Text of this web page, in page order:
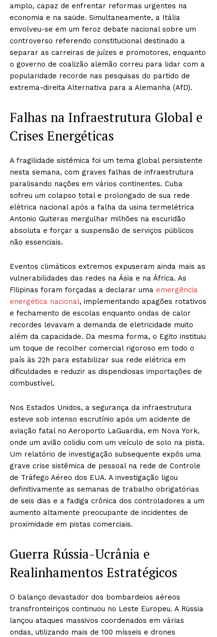
amplo, capaz de enfrentar reformas urgentes na
economia e na saúde. Simultaneamente, a Itália
envolveu-se em um feroz debate nacional sobre um
controverso referendo constitucional destinado a
separar as carreiras de juízes e promotores, enquanto
o governo de coalizão alemão correu para lidar com a
popularidade recorde nas pesquisas do partido de
extrema-direita Alternativa para a Alemanha (AfD).
Falhas na Infraestrutura Global e
Crises Energéticas
A fragilidade sistêmica foi um tema global persistente
nesta semana, com graves falhas de infraestrutura
paralisando nações em vários continentes. Cuba
sofreu um colapso total e prolongado de sua rede
elétrica nacional após a falha da usina termelétrica
Antonio Guiteras mergulhar milhões na escuridão
absoluta e forçar a suspensão de serviços públicos
não essenciais.
Eventos climáticos extremos expuseram ainda mais as
vulnerabilidades das redes na Ásia e na África. As
Filipinas foram forçadas a declarar uma emergência
energética nacional, implementando apagões rotativos
e fechamento de escolas enquanto ondas de calor
recordes levavam a demanda de eletricidade muito
além da capacidade. Da mesma forma, o Egito instituiu
um toque de recolher comercial rigoroso em todo o
país às 22h para estabilizar sua rede elétrica em
dificuldades e reduzir as dispendiosas importações de
combustível.
Nos Estados Unidos, a segurança da infraestrutura
esteve sob intenso escrutínio após um acidente de
aviação fatal no Aeroporto LaGuardia, em Nova York,
onde um avião colidiu com um veículo de solo na pista.
Um relatório de investigação subsequente expôs uma
grave crise sistêmica de pessoal na rede de Controle
de Tráfego Aéreo dos EUA. A investigação ligou
definitivamente as semanas de trabalho obrigatórias
de seis dias e a fadiga crônica dos controladores a um
aumento altamente preocupante de incidentes de
proximidade em pistas comerciais.
Guerra Rússia-Ucrânia e
Realinhamentos Estratégicos
O balanço devastador dos bombardeios aéreos
transfronteiriços continuou no Leste Europeu. A Rússia
lançou ataques massivos coordenados em várias
ondas, utilizando mais de 100 mísseis e drones